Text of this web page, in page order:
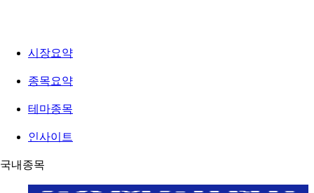
시장요약
종목요약
테마종목
인사이트
국내종목